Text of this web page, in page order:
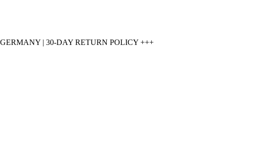
| 30-DAY RETURN POLICY +++